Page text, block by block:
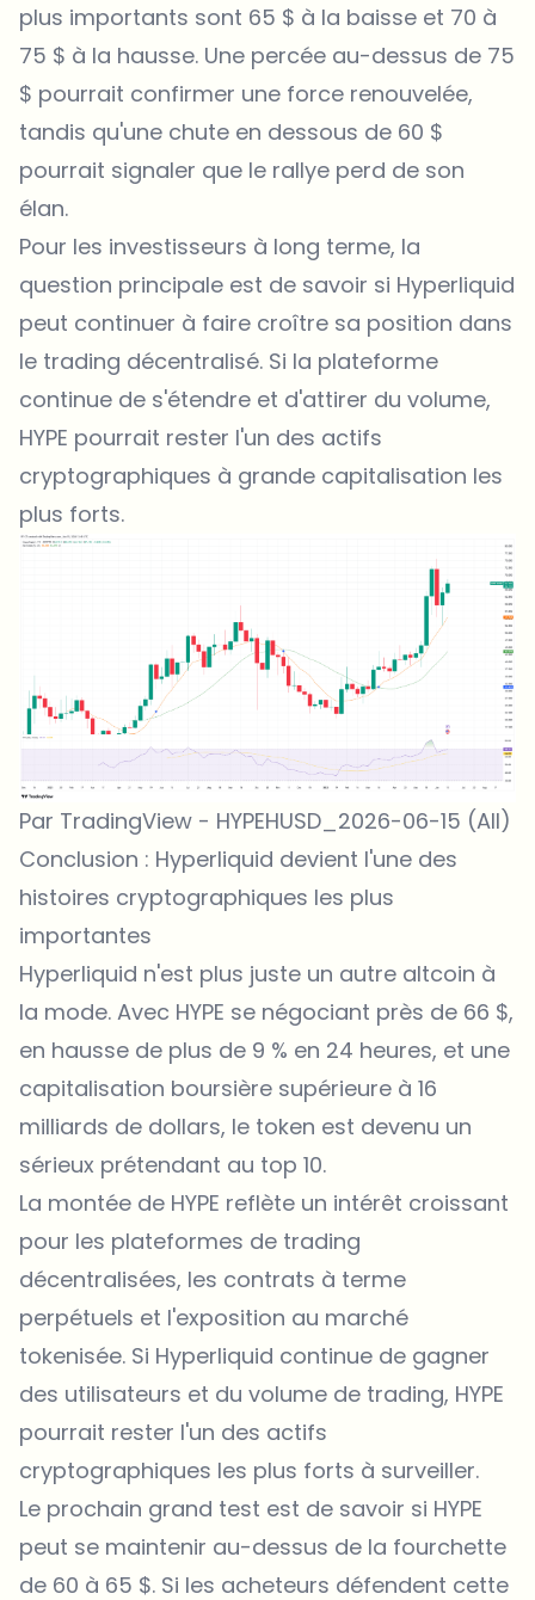
plus importants sont 65 $ à la baisse et 70 à
75 $ à la hausse. Une percée au-dessus de 75
$ pourrait confirmer une force renouvelée,
tandis qu'une chute en dessous de 60 $
pourrait signaler que le rallye perd de son
élan.
Pour les investisseurs à long terme, la
question principale est de savoir si Hyperliquid
peut continuer à faire croître sa position dans
le trading décentralisé. Si la plateforme
continue de s'étendre et d'attirer du volume,
HYPE pourrait rester l'un des actifs
cryptographiques à grande capitalisation les
plus forts.
Par TradingView - HYPEHUSD_2026-06-15 (All)
Conclusion : Hyperliquid devient l'une des
histoires cryptographiques les plus
importantes
Hyperliquid n'est plus juste un autre altcoin à
la mode. Avec HYPE se négociant près de 66 $,
en hausse de plus de 9 % en 24 heures, et une
capitalisation boursière supérieure à 16
milliards de dollars, le token est devenu un
sérieux prétendant au top 10.
La montée de HYPE reflète un intérêt croissant
pour les plateformes de trading
décentralisées, les contrats à terme
perpétuels et l'exposition au marché
tokenisée. Si Hyperliquid continue de gagner
des utilisateurs et du volume de trading, HYPE
pourrait rester l'un des actifs
cryptographiques les plus forts à surveiller.
Le prochain grand test est de savoir si HYPE
peut se maintenir au-dessus de la fourchette
de 60 à 65 $. Si les acheteurs défendent cette